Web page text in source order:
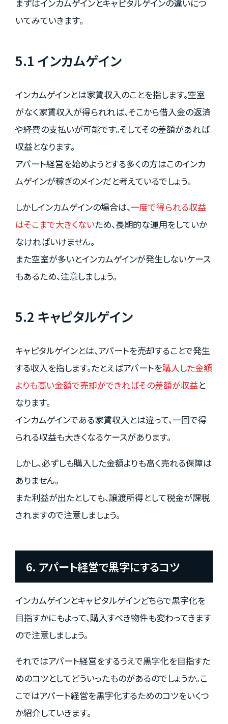
まずはインカムゲインとキャピタルゲインの違いにつ
いてみていきます。
5.1 インカムゲイン
インカムゲインとは家賃収入のことを指します。空室
がなく家賃収入が得られれば、そこから借入金の返済
や経費の支払いが可能です。そしてその差額があれば
収益となります。
アパート経営を始めようとする多くの方はこのインカ
ムゲインが稼ぎのメインだと考えているでしょう。
しかしインカムゲインの場合は、一度で得られる収益
はそこまで大きくないため、長期的な運用をしていか
なければいけません。
また空室が多いとインカムゲインが発生しないケース
もあるため、注意しましょう。
5.2 キャピタルゲイン
キャピタルゲインとは、アパートを売却することで発生
する収入を指します。たとえばアパートを購入した金額
よりも高い金額で売却ができればその差額が収益と
なります。
インカムゲインである家賃収入とは違って、一回で得
られる収益も大きくなるケースがあります。
しかし、必ずしも購入した金額よりも高く売れる保障は
ありません。
また利益が出たとしても、譲渡所得として税金が課税
されますので注意しましょう。
6. アパート経営で黒字にするコツ
インカムゲインとキャピタルゲインどちらで黒字化を
目指すかにもよって、購入すべき物件も変わってきます
ので注意しましょう。
それではアパート経営をするうえで黒字化を目指すた
めのコツとしてどういったものがあるのでしょうか。こ
こではアパート経営を黒字化するためのコツをいくつ
か紹介していきます。